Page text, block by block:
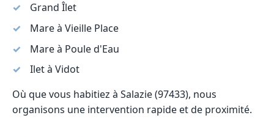
Grand Îlet
Mare à Vieille Place
Mare à Poule d'Eau
Ilet à Vidot
Où que vous habitiez à Salazie (97433), nous
organisons une intervention rapide et de proximité.